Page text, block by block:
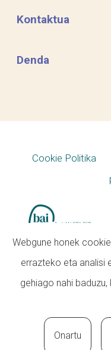
Kontaktua
Denda
Cookie Politika
Webgune honek
errazteko eta analisi
gehiago nahi
Onartu